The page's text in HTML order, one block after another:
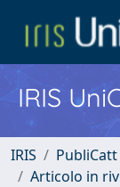
IRIS
IRIS PubliCatt
Articolo in